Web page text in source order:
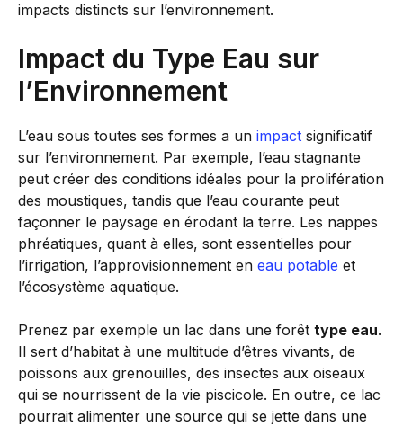
impacts distincts sur l’environnement.
Impact du Type Eau sur
l’Environnement
L’eau sous toutes ses formes a un impact significatif
sur l’environnement. Par exemple, l’eau stagnante
peut créer des conditions idéales pour la prolifération
des moustiques, tandis que l’eau courante peut
façonner le paysage en érodant la terre. Les nappes
phréatiques, quant à elles, sont essentielles pour
l’irrigation, l’approvisionnement en eau potable et
l’écosystème aquatique.
Prenez par exemple un lac dans une forêt type eau.
Il sert d’habitat à une multitude d’êtres vivants, de
poissons aux grenouilles, des insectes aux oiseaux
qui se nourrissent de la vie piscicole. En outre, ce lac
pourrait alimenter une source qui se jette dans une